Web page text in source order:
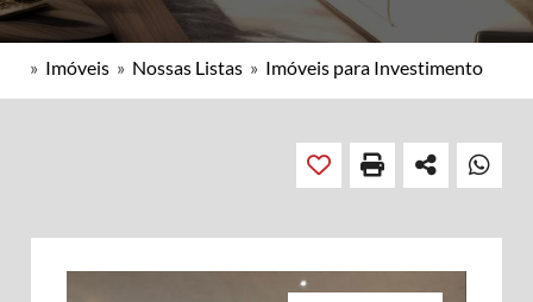
» Imóveis » Nossas Listas » Imóveis para Investimento